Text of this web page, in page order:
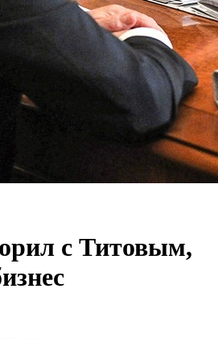
с Титовым,